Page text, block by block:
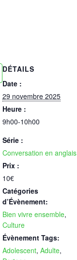
DÉTAILS
Date :
29 novembre 2025
Heure :
9h00-10h00
Série :
Conversation en anglais
Prix :
10€
Catégories
d’Évènement:
Bien vivre ensemble,
Culture
Évènement Tags:
Adolescent, Adulte,